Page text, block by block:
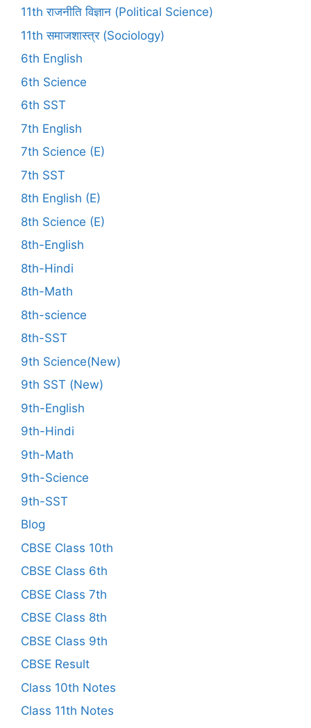
11th राजनीति विज्ञान (Political Science)
11th समाजशास्त्र (Sociology)
6th English
6th Science
6th SST
7th English
7th Science (E)
7th SST
8th English (E)
8th Science (E)
8th-English
8th-Hindi
8th-Math
8th-science
8th-SST
9th Science(New)
9th SST (New)
9th-English
9th-Hindi
9th-Math
9th-Science
9th-SST
Blog
CBSE Class 10th
CBSE Class 6th
CBSE Class 7th
CBSE Class 8th
CBSE Class 9th
CBSE Result
Class 10th Notes
Class 11th Notes